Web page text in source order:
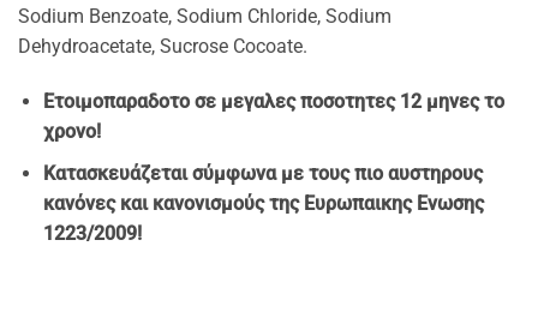
Sodium Benzoate, Sodium Chloride, Sodium
Dehydroacetate, Sucrose Cocoate.
Ετοιμοπαραδοτο σε μεγαλες ποσοτητες 12 μηνες το
χρονο!
Κατασκευάζεται σύμφωνα με τους πιο αυστηρους
κανόνες και κανονισμούς της Ευρωπαικης Ενωσης
1223/2009!